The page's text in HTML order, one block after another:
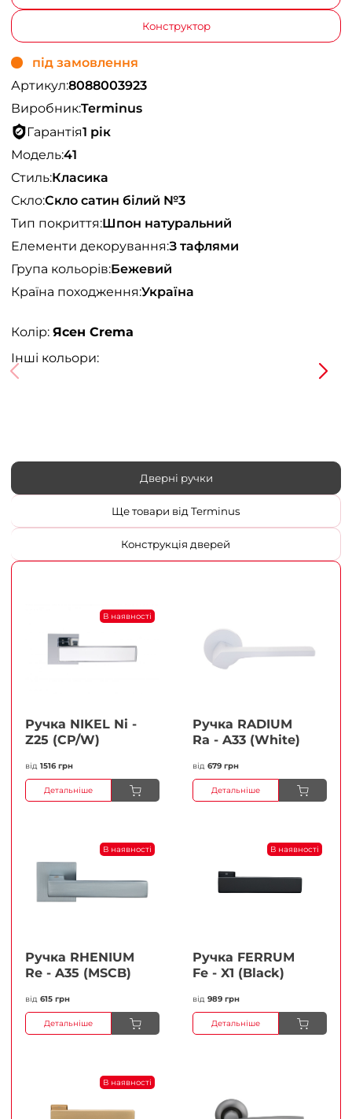
Конструктор
під замовлення
Артикул:8088003923
Виробник:Terminus
Гарантія1 рік
Модель:41
Стиль:Класика
Скло:Скло сатин білий №3
Тип покриття:Шпон натуральний
Елементи декорування:З тафлями
Група кольорів:Бежевий
Країна походження:Україна
Колір: Ясен Crema
Інші кольори:
Дверні ручки
Ще товари від Terminus
Конструкція дверей
В наявності
Ручка NIKEL Ni -
Z25 (CP/W)
від 1516 грн
Детальніше
Ручка RADIUM
Ra - A33 (White)
від 679 грн
Детальніше
В наявності
Ручка RHENIUM
Re - A35 (MSCB)
від 615 грн
Детальніше
В наявності
Ручка FERRUМ
Fe - X1 (Black)
від 989 грн
Детальніше
В наявності